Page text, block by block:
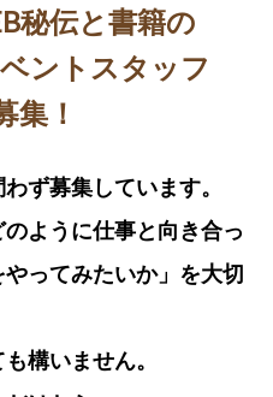
秘伝と書籍の
ントスタッフ
集！
ず募集しています。
ように仕事と向き合っ
やってみたいか」を大切
構いません。